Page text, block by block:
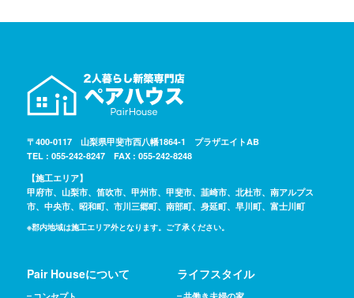
〒400-0117 山梨県甲斐市西八幡1864-1 プラザエイトAB
TEL : 055-242-8247 FAX : 055-242-8248
【施工エリア】
甲府市、山梨市、笛吹市、甲州市、甲斐市、韮崎市、北杜市、南アルプス
市、中央市、昭和町、市川三郷町、南部町、身延町、早川町、富士川町
※郡内地域は施工エリア外となります。ご了承ください。
Pair Houseについて ライフスタイル